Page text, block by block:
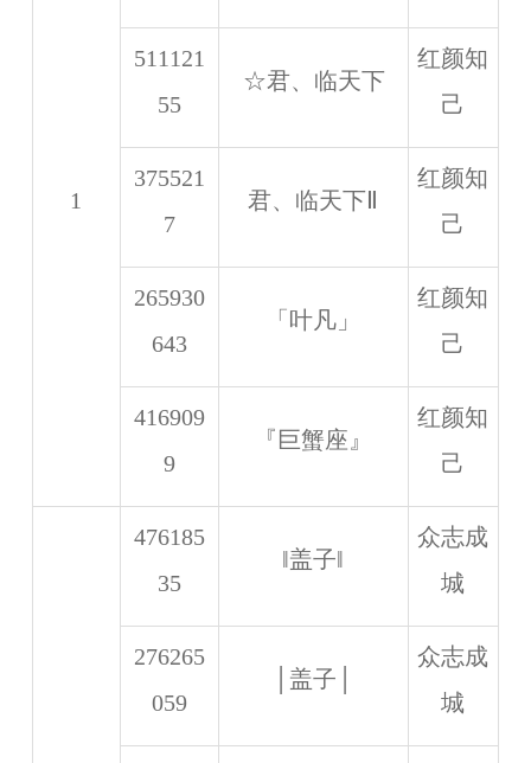
1
511121
55
☆君、临天下
红颜知
己
375521
7
君、临天下Ⅱ
红颜知
己
265930
643
「叶凡」
红颜知
己
416909
9
『巨蟹座』
红颜知
己
476185
35
‖盖子‖
众志成
城
276265
059
│盖子│
众志成
城